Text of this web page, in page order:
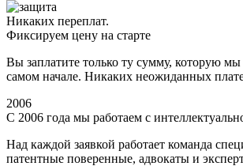
Никаких переплат.
Фиксируем цену на старте
Вы заплатите только ту сумму, которую
самом начале. Никаких неожиданных
2006
С 2006 года мы работаем с
Над каждой заявкой работает команда
патентные поверенные, адвокаты и